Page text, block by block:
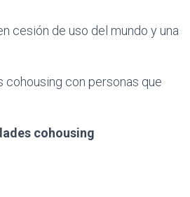
cesión de uso del mundo y una
con personas que
cohousing